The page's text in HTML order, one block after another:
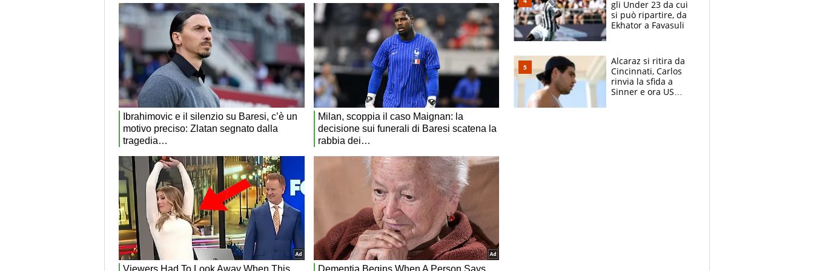
gli Under 23 da cui
si può ripartire, da
Ekhator a Favasuli
Alcaraz si ritira da
Cincinnati, Carlos
rinvia la sfida a
Sinner e ora US